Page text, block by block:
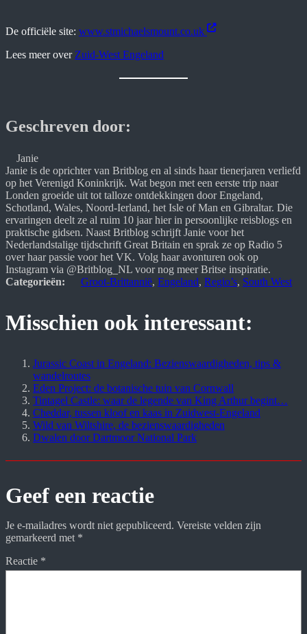
De officiële site: www.stmichaelsmount.co.uk
Lees meer over Zuid-West Engeland
Geschreven door:
Janie
Janie is de oprichter van Britblog en al sinds haar tienerjaren verliefd
op het Verenigd Koninkrijk. Wat begon met een eerste trip naar
Londen groeide uit tot talloze ontdekkingen door Engeland,
Schotland, Wales, Noord-Ierland, het Isle of Man en Gibraltar. Die
ervaringen deelt ze al ruim 10 jaar hier in persoonlijke reisblogs en
praktische gidsen. Naast Britblog schrijft Janie voor het
Nederlandstalige tijdschrift Great Britain en sprak ze op Radio 5
over haar passie voor het VK. Volg haar avonturen ook op
Instagram via @Britblog_NL voor nog meer Britse inspiratie.
Categorieën:
Groot-Brittannië, Engeland, Regio’s, South West
Misschien ook interessant:
Jurassic Coast in Engeland: Bezienswaardigheden, tips &
wandelroutes
Eden Project: de botanische tuin van Cornwall
Tintagel Castle: waar de legende van King Arthur begint…
Cheddar, tussen kloof en kaas in Zuidwest-Engeland
Wild van Wiltshire, de bezienswaardigheden
Dwalen door Dartmoor National Park
Geef een reactie
Je e-mailadres wordt niet gepubliceerd. Vereiste velden zijn
gemarkeerd met *
Reactie *